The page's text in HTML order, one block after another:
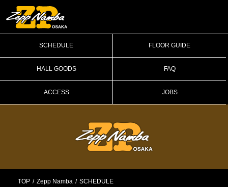
SCHEDULE FLOOR GUIDE
HALL GOODS FAQ
ACCESS JOBS
TOP Zepp Namba SCHEDULE